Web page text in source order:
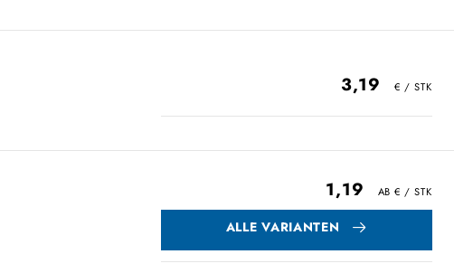
3,19
1,19
ALLE VARIANTEN